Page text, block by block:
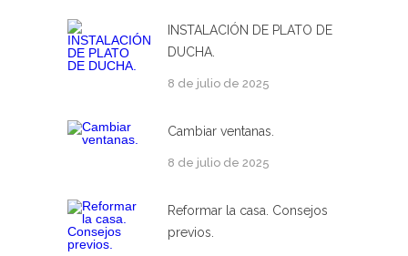
INSTALACIÓN DE PLATO DE
DUCHA.
8 de julio de 2025
Cambiar ventanas.
8 de julio de 2025
Reformar la casa. Consejos
previos.